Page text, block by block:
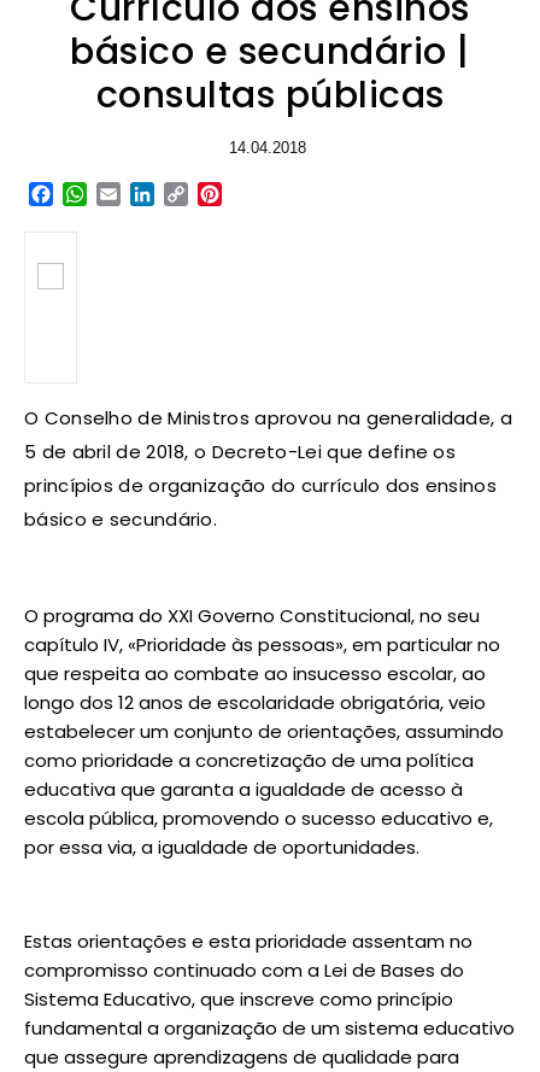
básico e secundário |
consultas públicas
14.04.2018
Facebook
WhatsApp
EmailLinkedIn
Copy
O Conselho de Ministros aprovou na generalidade, a
5 de abril de 2018, o Decreto-Lei que define os
princípios de organização do currículo dos ensinos
básico e secundário.
O programa do XXI Governo Constitucional, no seu
capítulo IV, «Prioridade às pessoas», em particular no
que respeita ao combate ao insucesso escolar, ao
longo dos 12 anos de escolaridade obrigatória, veio
estabelecer um conjunto de orientações, assumindo
como prioridade a concretização de uma política
educativa que garanta a igualdade de acesso à
escola pública, promovendo o sucesso educativo e,
por essa via, a igualdade de oportunidades.
Estas orientações e esta prioridade assentam no
compromisso continuado com a Lei de Bases do
Sistema Educativo, que inscreve como princípio
fundamental a organização de um sistema educativo
que assegure aprendizagens de qualidade para